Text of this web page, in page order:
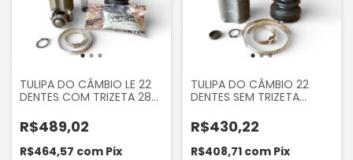
TULIPA DO CÂMBIO LE 22
DENTES COM TRIZETA 28
16V 2002 A 2025 AIRCROSS
1.6 16V 2011...
R$489,02
R$464,57 com Pix
TULIPA DO CÂMBIO 22
DENTES SEM TRIZETA
MANUAL 2008 EM DIANTE
R$430,22
R$408,71 com Pix